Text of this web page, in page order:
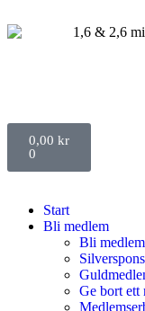
0,00 kr
0
Start
Bli medlem
Bli medlem
Ge bort ett